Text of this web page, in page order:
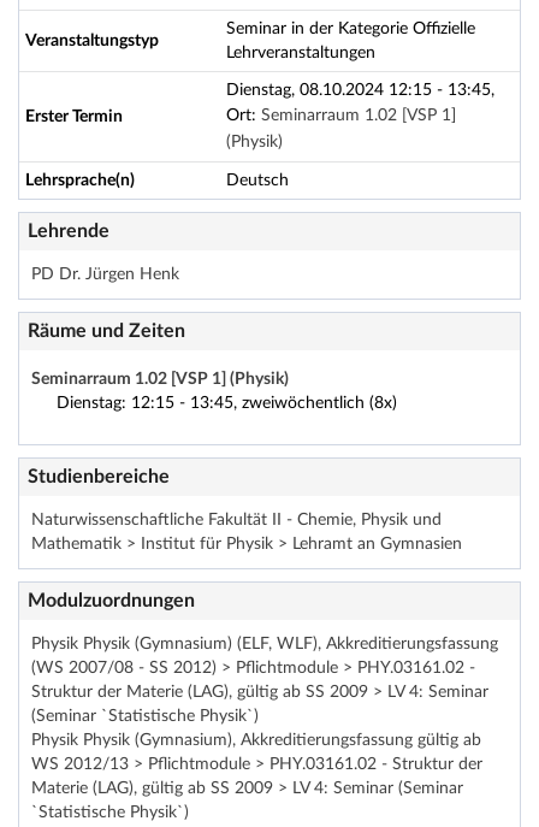
Veranstaltungstyp
Seminar in der Kategorie Offizielle
Lehrveranstaltungen
Erster Termin
Dienstag, 08.10.2024 12:15 - 13:45,
Ort: Seminarraum 1.02 [VSP 1]
(Physik)
Lehrsprache(n) Deutsch
Lehrende
PD Dr. Jürgen Henk
Räume und Zeiten
Seminarraum 1.02 [VSP 1] (Physik)
Dienstag: 12:15 - 13:45, zweiwöchentlich (8x)
Studienbereiche
Naturwissenschaftliche Fakultät II - Chemie, Physik und
Mathematik > Institut für Physik > Lehramt an Gymnasien
Modulzuordnungen
Physik Physik (Gymnasium) (ELF, WLF), Akkreditierungsfassung
(WS 2007/08 - SS 2012) > Pflichtmodule > PHY.03161.02 -
Struktur der Materie (LAG), gültig ab SS 2009 > LV 4: Seminar
(Seminar `Statistische Physik`)
Physik Physik (Gymnasium), Akkreditierungsfassung gültig ab
WS 2012/13 > Pflichtmodule > PHY.03161.02 - Struktur der
Materie (LAG), gültig ab SS 2009 > LV 4: Seminar (Seminar
`Statistische Physik`)